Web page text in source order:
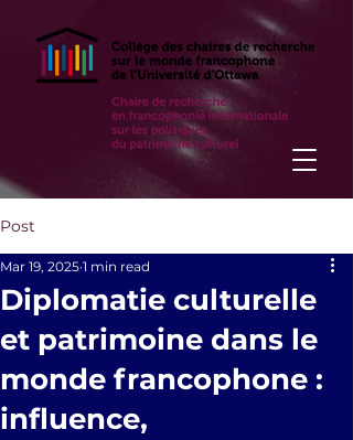
Post
Diplomatie culturelle
et patrimoine dans le
monde francophone :
influence,
Mar 19, 2025 1 min read